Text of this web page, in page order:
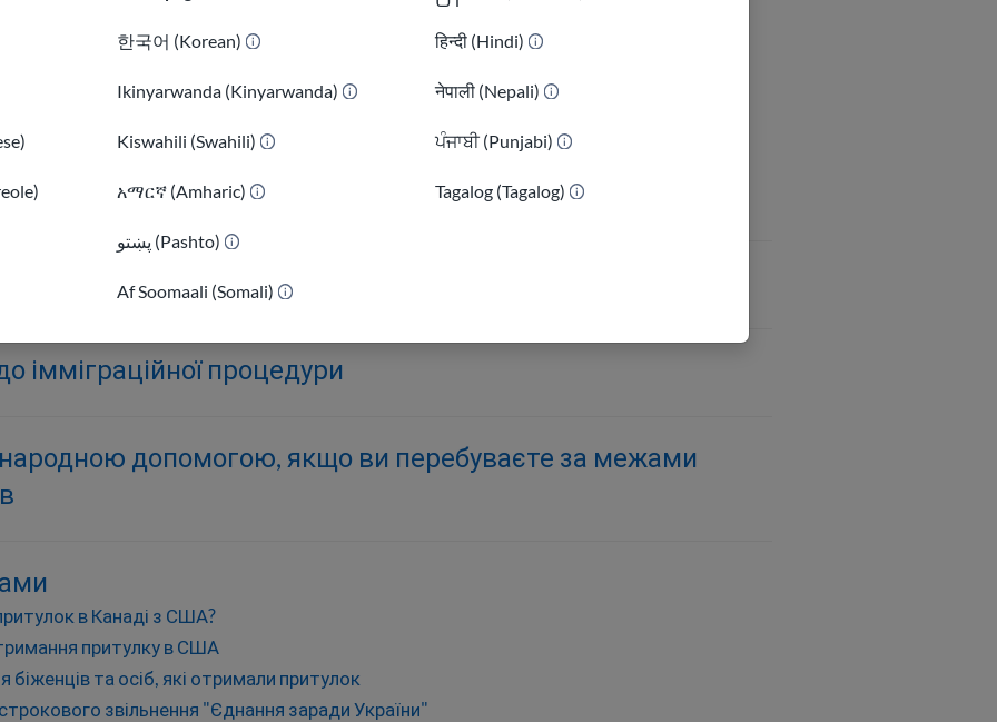
한국어 (Korean)
Ikinyarwanda (Kinyarwanda)
Kiswahili (Swahili)
አማርኛ (Amharic)
پښتو (Pashto)
Af Soomaali (Somali)
हिन्दी (Hindi)
नेपाली (Nepali)
ਪੰਜਾਬੀ (Punjabi)
Tagalog (Tagalog)
статус (TPS) для Судану
статус (TPS) для Нікарагуа
вимушений виїзд
вимушений виїзд
імміграційної процедури
допомогою, якщо ви перебуваєте за межами
в Канаді з США?
притулку в США
біженців та осіб, які отримали притулок
звільнення "Єднання заради України"